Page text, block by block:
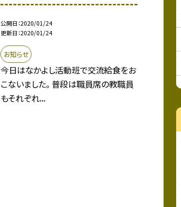
公開日 2020/01/24
更新日 2020/01/24
お知らせ
今日はなかよし活動班で交流給食をお
こないました。 普段は職員席の教職員
もそれぞれ...